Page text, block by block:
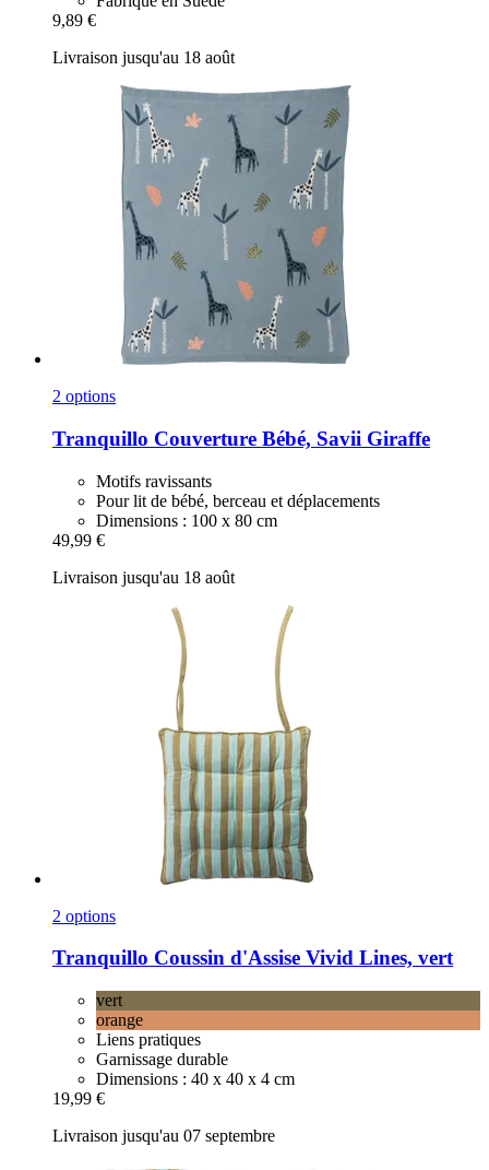
9,89 €
Livraison jusqu'au 18 août
2 options
Tranquillo Couverture Bébé, Savii Giraffe
Motifs ravissants
Pour lit de bébé, berceau et déplacements
Dimensions : 100 x 80 cm
49,99 €
Livraison jusqu'au 18 août
2 options
Tranquillo Coussin d'Assise Vivid Lines, vert
vert
orange
Liens pratiques
Garnissage durable
Dimensions : 40 x 40 x 4 cm
19,99 €
Livraison jusqu'au 07 septembre